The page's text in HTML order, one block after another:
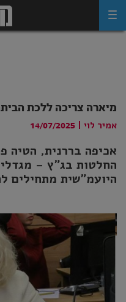
מיארה צריכה ללכת
אמיר לוי
14/07/2025
אכיפה בררנית, הטיה
החלטות בג"ץ –
היועמ"שית מתחילים